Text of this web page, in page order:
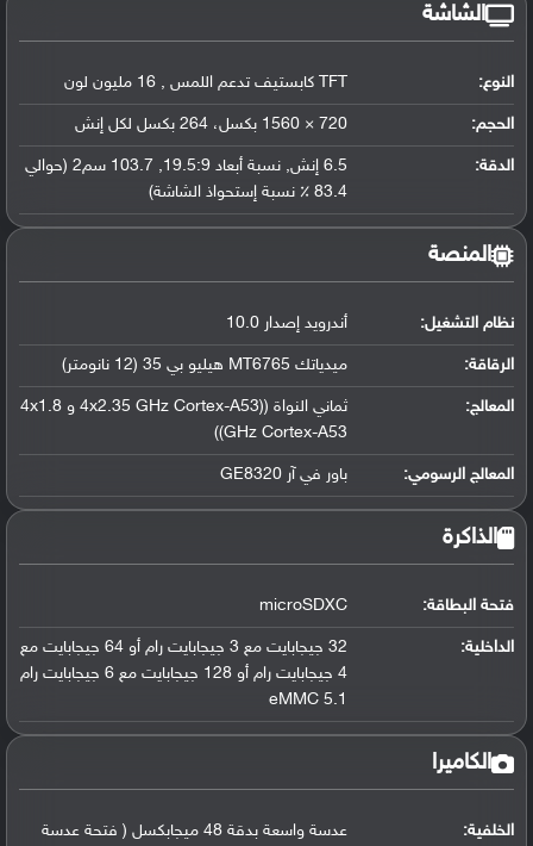
الشاشة
النوع: TFT كابستيف تدعم اللمس , 16 مليون لون
الحجم: 720 × 1560 بكسل، 264 بكسل لكل إنش
الدقة:
6.5 إنش, نسبة أبعاد 19.5:9, 103.7 سم2 (حوالي
83.4 ٪ نسبة إستحواذ الشاشة)
المنصة
نظام التشغيل: أندرويد إصدار 10.0
الرقاقة: ميدياتك MT6765 هيليو بي 35 (12 نانومتر)
المعالج:
ثماني النواة ((4x2.35 GHz Cortex-A53 و 4x1.8
GHz Cortex-A53))
المعالج الرسومي: باور في آر GE8320
الذاكرة
فتحة البطاقة: microSDXC
الداخلية:
32 جيجابايت مع 3 جيجابايت رام أو 64 جيجابايت مع
4 جيجابايت رام أو 128 جيجابايت مع 6 جيجابايت رام
eMMC 5.1
الكاميرا
الخلفية:
عدسة واسعة بدقة 48 ميجابكسل ( فتحة عدسة